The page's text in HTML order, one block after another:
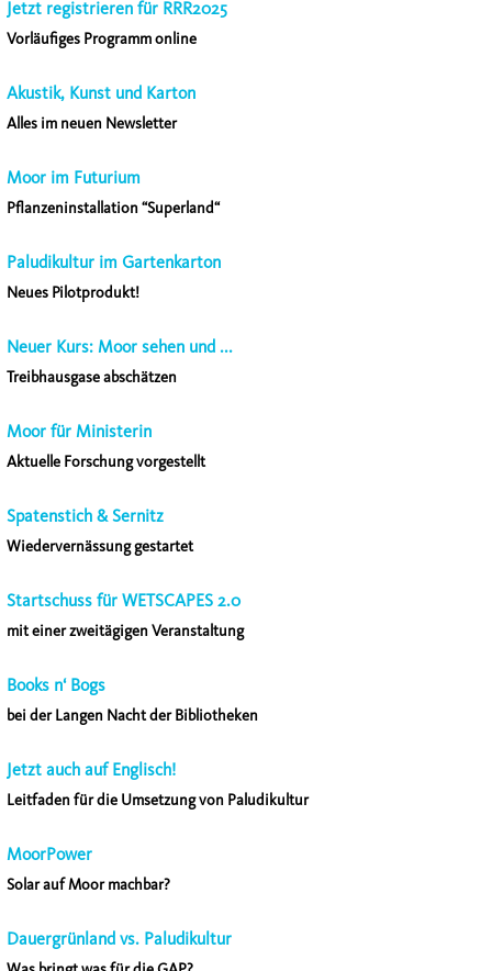
Jetzt registrieren für RRR2025
Vorläufiges Programm online
Akustik, Kunst und Karton
Alles im neuen Newsletter
Moor im Futurium
Pflanzeninstallation “Superland“
Paludikultur im Gartenkarton
Neues Pilotprodukt!
Neuer Kurs: Moor sehen und ...
Treibhausgase abschätzen
Moor für Ministerin
Aktuelle Forschung vorgestellt
Spatenstich & Sernitz
Wiedervernässung gestartet
Startschuss für WETSCAPES 2.0
mit einer zweitägigen Veranstaltung
Books n‘ Bogs
bei der Langen Nacht der Bibliotheken
Jetzt auch auf Englisch!
Leitfaden für die Umsetzung von Paludikultur
MoorPower
Solar auf Moor machbar?
Dauergrünland vs. Paludikultur